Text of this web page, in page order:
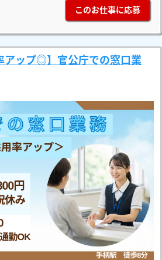
このお仕事に応募
アップ◎】官公庁での窓口業